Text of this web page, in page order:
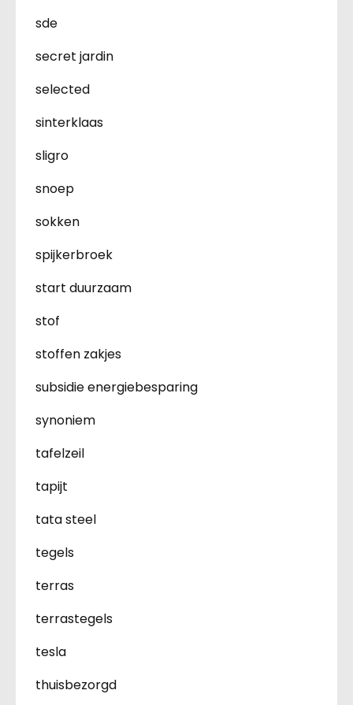
sde
secret jardin
selected
sinterklaas
sligro
snoep
sokken
spijkerbroek
start duurzaam
stof
stoffen zakjes
subsidie energiebesparing
synoniem
tafelzeil
tapijt
tata steel
tegels
terras
terrastegels
tesla
thuisbezorgd